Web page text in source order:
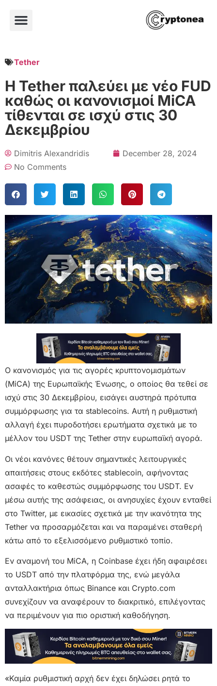
Tether
Η Tether παλεύει με νέο FUD
καθώς οι κανονισμοί MiCA
τίθενται σε ισχύ στις 30
Δεκεμβρίου
Dimitris Alexandridis
December 28, 2024
No Comments
Ο κανονισμός για τις αγορές κρυπτονομισμάτων
(MiCA) της Ευρωπαϊκής Ένωσης, ο οποίος θα τεθεί σε
ισχύ στις 30 Δεκεμβρίου, εισάγει αυστηρά πρότυπα
συμμόρφωσης για τα stablecoins. Αυτή η ρυθμιστική
αλλαγή έχει πυροδοτήσει ερωτήματα σχετικά με το
μέλλον του USDT της Tether στην ευρωπαϊκή αγορά.
Οι νέοι κανόνες θέτουν σημαντικές λειτουργικές
απαιτήσεις στους εκδότες stablecoin, αφήνοντας
ασαφές το καθεστώς συμμόρφωσης του USDT. Εν
μέσω αυτής της ασάφειας, οι ανησυχίες έχουν ενταθεί
στο Twitter, με εικασίες σχετικά με την ικανότητα της
Tether να προσαρμόζεται και να παραμένει σταθερή
κάτω από το εξελισσόμενο ρυθμιστικό τοπίο.
Εν αναμονή του MiCA, η Coinbase έχει ήδη αφαιρέσει
το USDT από την πλατφόρμα της, ενώ μεγάλα
ανταλλακτήρια όπως Binance και Crypto.com
συνεχίζουν να αναφέρουν το διακριτικό, επιλέγοντας
να περιμένουν για πιο οριστική καθοδήγηση.
«Καμία ρυθμιστική αρχή δεν έχει δηλώσει ρητά το